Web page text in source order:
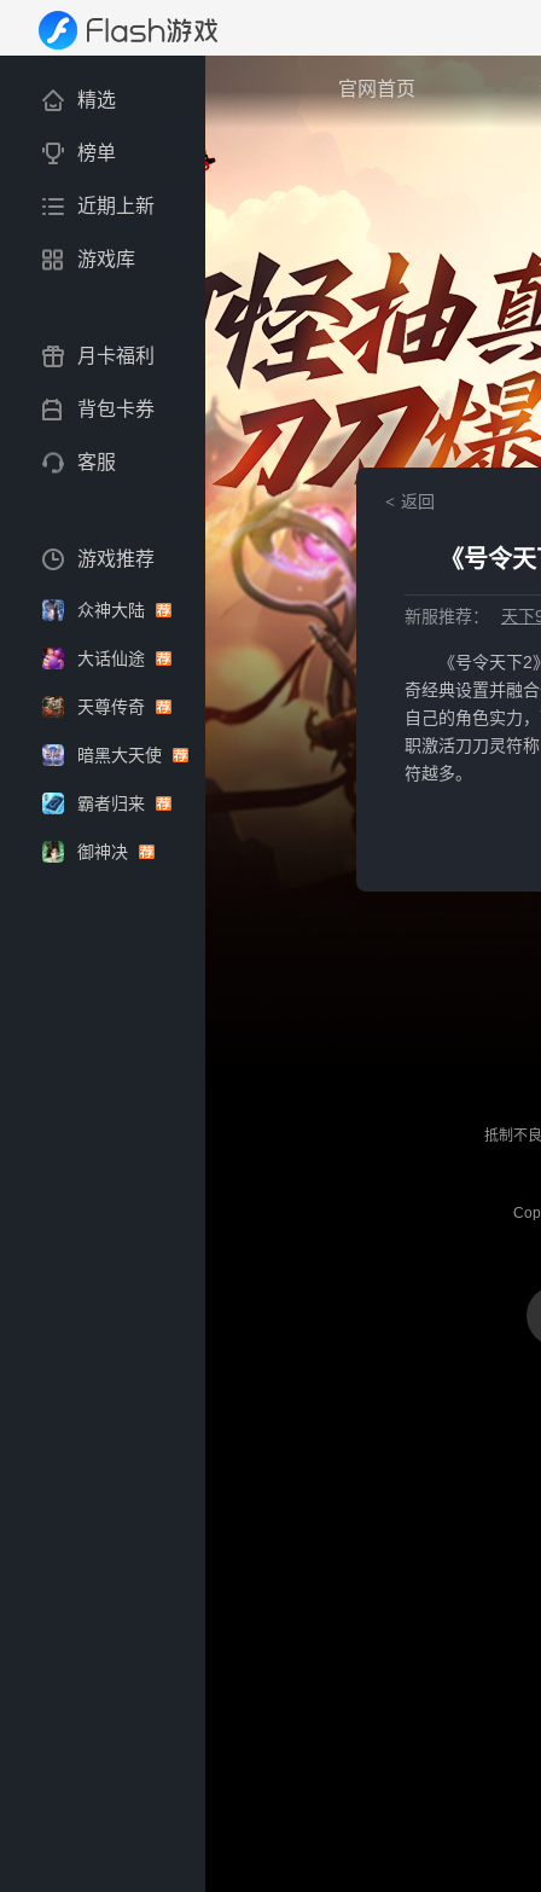
官网首页
返回
《号令
新服推荐： 天下
《号令天下
奇经典设置并融
自己的角色实力
职激活刀刀灵符
符越多。
精选
榜单
近期上新
游戏库
月卡福利
背包卡券
客服
游戏推荐
众神大陆
大话仙途
天尊传奇
暗黑大天使
霸者归来
御神决
抵制不